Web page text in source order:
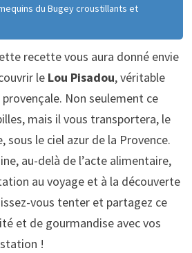
du Bugey croustillants et
recette vous aura donné envie
le Lou Pisadou, véritable
Non seulement ce
mais il vous transportera, le
sous le ciel azur de la Provence.
au-delà de l’acte alimentaire,
au voyage et à la découverte
vous tenter et partagez ce
et de gourmandise avec vos
!